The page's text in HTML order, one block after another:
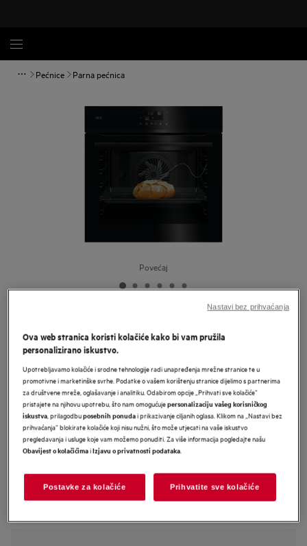
Pećnice Parna pećnica
Povećaj
AEG 5000 SurroundCook with
SteamBake ugradbena pećnica
Informacijski list proizvoda
Sigurnosne upute i sigurnosna upozorenja prema EU regulativi
2023/988 navedeni su u poglavljima 1 i 2 korisničkog priručnika.
priručnik.
Ova web stranica koristi kolačiće kako bi vam pružila
personalizirano iskustvo.
Upotrebljavamo kolačiće i srodne tehnologije radi unapređenja mrežne stranice te u
promotivne i marketinške svrhe. Podatke o vašem korištenju stranice dijelimo s partnerima
za društvene mreže, oglašavanje i analitiku. Odabirom opcije „Prihvati sve kolačiće”
pristajete na njihovu upotrebu, što nam omogućujepersonalizaciju vašeg korisničkog
iskustva, prilagodbuposebnih ponudai prikazivanje ciljanih oglasa. Klikom na „Nastavi bez
prihvaćanja” blokirate kolačiće koji nisu nužni, što može utjecati na vaše iskustvo
pregledavanja i usluge koje vam možemo ponuditi. Za više informacija pogledajte našu
Obavijest o kolačićimaiIzjavu o privatnosti podataka.
Postavke za kolačiće Prihvatite sve kolačiće
Nastavi bez prihvaćanja